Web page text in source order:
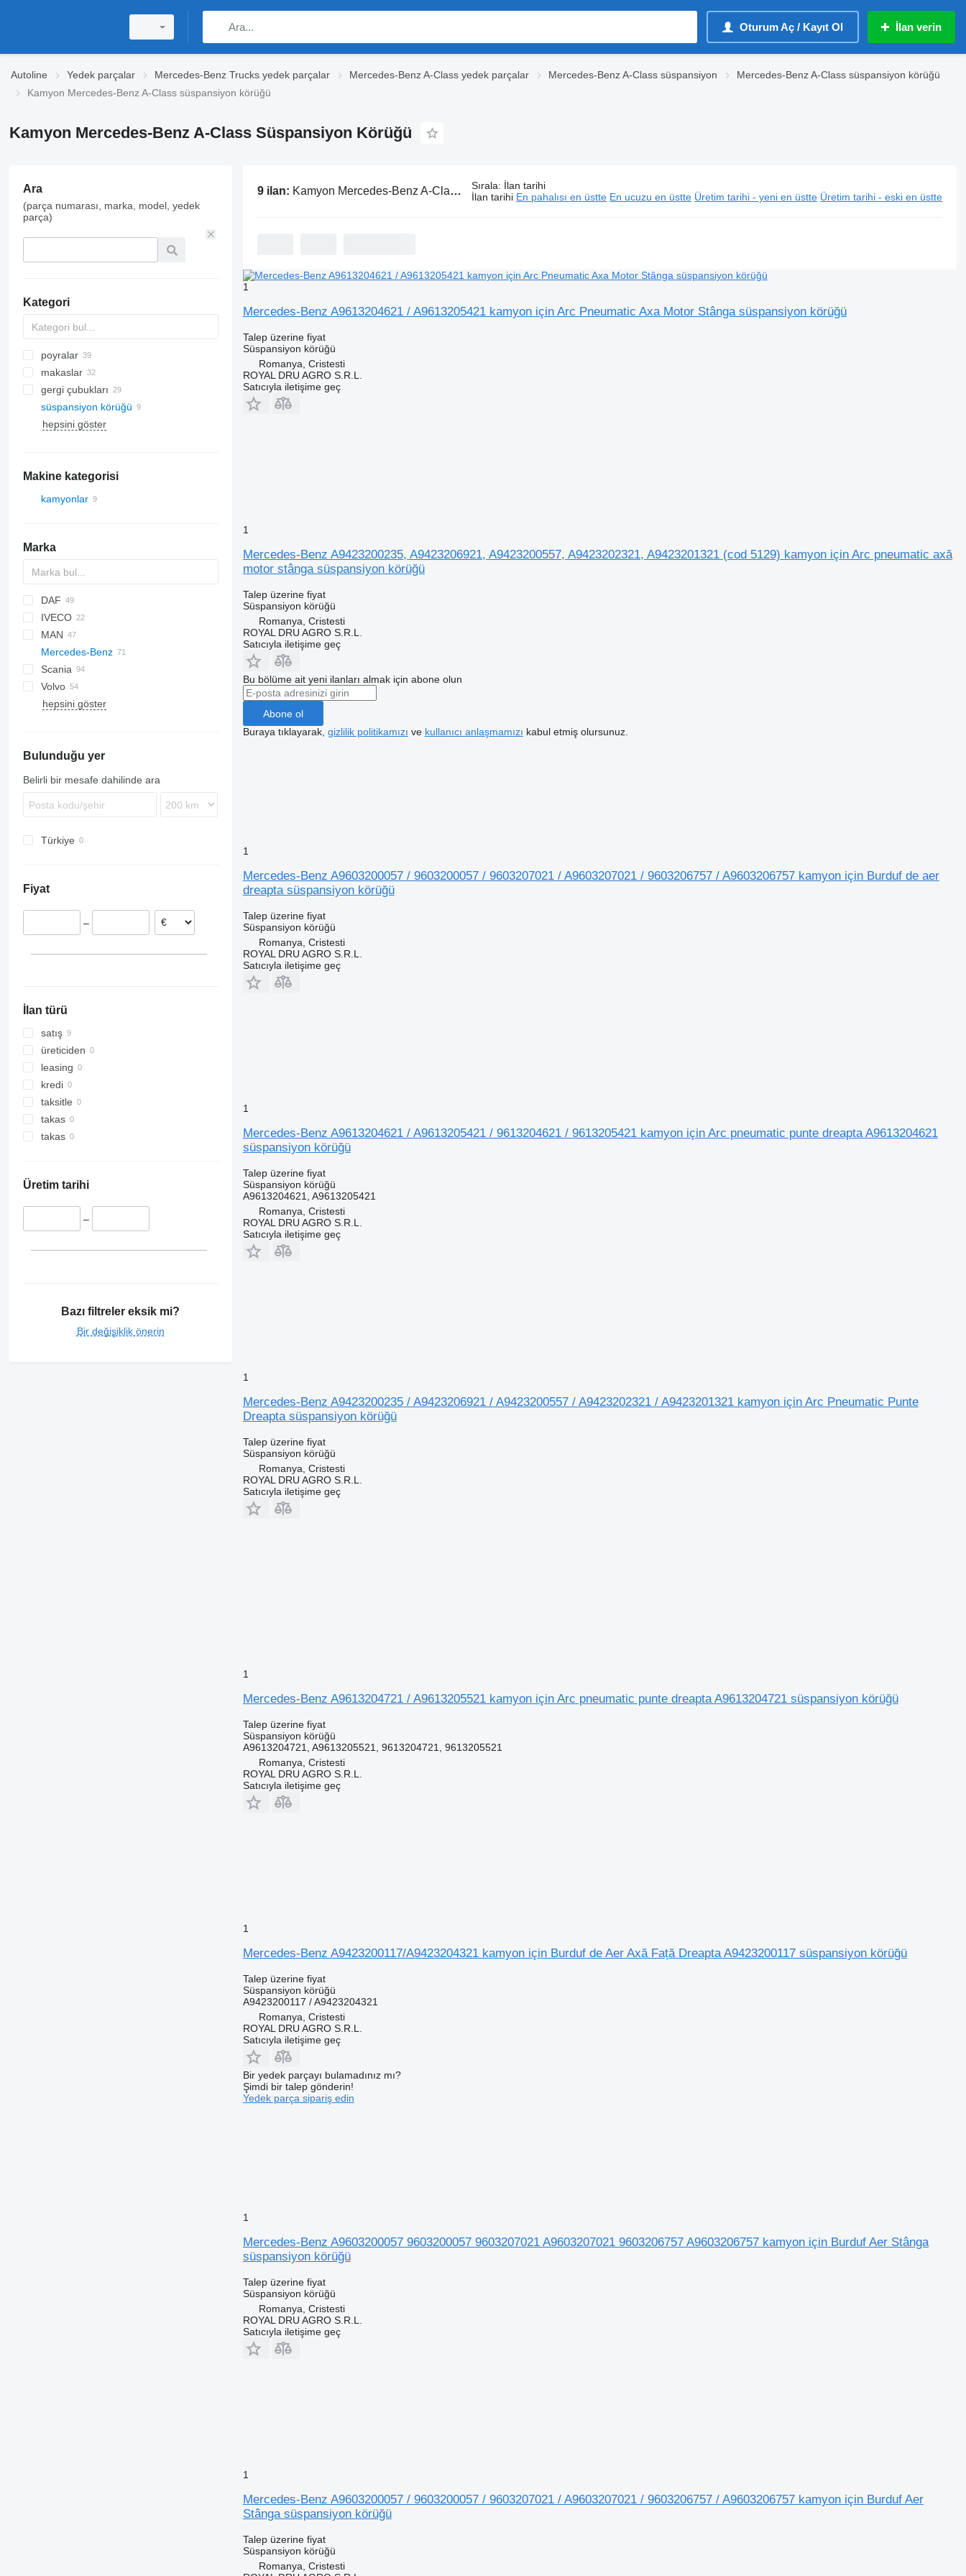
Oturum Aç / Kayıt Ol İlan verin
Autoline Yedek parçalar Mercedes-Benz Trucks yedek parçalar Mercedes-Benz A-Class yedek parçalar Mercedes-Benz A-Class süspansiyon
Mercedes-Benz A-Class süspansiyon körüğü
Kamyon Mercedes-Benz A-Class süspansiyon körüğü
Kamyon Mercedes-Benz A-Class Süspansiyon Körüğü
Ara
(parça numarası, marka, model, yedek
parça)
Kategori
poyralar
makaslar
gergi çubukları
süspansiyon körüğü
hepsini göster
Makine kategorisi
kamyonlar
Marka
DAF
CF
LF
XF
F-MAX
X series
IVECO
EuroCargo
Eurotech
Stralis
MAN
F90
L2000
TGA
TGL
TGX
Mercedes-Benz
A-Class
Actros
Actros 2545
Antos
Axor
MB
O-series
Canter
FB
Kerax
Magnum
Major
Scania
R-series
Volvo
FH
hepsini göster
Bulunduğu yer
Belirli bir mesafe dahilinde ara
Türkiye
Fiyat
–
İlan türü
satış
üreticiden
leasing
kredi
taksitle
takas
takas
Üretim tarihi
–
Bazı filtreler eksik mi?
Bir değişiklik önerin
9 ilan: Kamyon Mercedes-Benz A-Class süspansiyon körüğü Sırala: İlan tarihi
İlan tarihi En pahalısı en üstte En ucuzu en üstte Üretim tarihi - yeni en üstte Üretim tarihi - eski en üstte
1
Mercedes-Benz A9613204621 / A9613205421 kamyon için Arc Pneumatic Axa Motor Stânga süspansiyon körüğü
Talep üzerine fiyat
Süspansiyon körüğü
Romanya, Cristesti
ROYAL DRU AGRO S.R.L.
Satıcıyla iletişime geç
1
Mercedes-Benz A9423200235, A9423206921, A9423200557, A9423202321, A9423201321 (cod 5129) kamyon için Arc pneumatic axă
motor stânga süspansiyon körüğü
Talep üzerine fiyat
Süspansiyon körüğü
Romanya, Cristesti
ROYAL DRU AGRO S.R.L.
Satıcıyla iletişime geç
Bu bölüme ait yeni ilanları almak için abone olun
Abone ol
Buraya tıklayarak, gizlilik politikamızı ve kullanıcı anlaşmamızı kabul etmiş olursunuz.
1
Mercedes-Benz A9603200057 / 9603200057 / 9603207021 / A9603207021 / 9603206757 / A9603206757 kamyon için Burduf de aer
dreapta süspansiyon körüğü
Talep üzerine fiyat
Süspansiyon körüğü
Romanya, Cristesti
ROYAL DRU AGRO S.R.L.
Satıcıyla iletişime geç
1
Mercedes-Benz A9613204621 / A9613205421 / 9613204621 / 9613205421 kamyon için Arc pneumatic punte dreapta A9613204621
süspansiyon körüğü
Talep üzerine fiyat
Süspansiyon körüğü
A9613204621, A9613205421
Romanya, Cristesti
ROYAL DRU AGRO S.R.L.
Satıcıyla iletişime geç
1
Mercedes-Benz A9423200235 / A9423206921 / A9423200557 / A9423202321 / A9423201321 kamyon için Arc Pneumatic Punte
Dreapta süspansiyon körüğü
Talep üzerine fiyat
Süspansiyon körüğü
Romanya, Cristesti
ROYAL DRU AGRO S.R.L.
Satıcıyla iletişime geç
1
Mercedes-Benz A9613204721 / A9613205521 kamyon için Arc pneumatic punte dreapta A9613204721 süspansiyon körüğü
Talep üzerine fiyat
Süspansiyon körüğü
A9613204721, A9613205521, 9613204721, 9613205521
Romanya, Cristesti
ROYAL DRU AGRO S.R.L.
Satıcıyla iletişime geç
1
Mercedes-Benz A9423200117/A9423204321 kamyon için Burduf de Aer Axă Față Dreapta A9423200117 süspansiyon körüğü
Talep üzerine fiyat
Süspansiyon körüğü
A9423200117 / A9423204321
Romanya, Cristesti
ROYAL DRU AGRO S.R.L.
Satıcıyla iletişime geç
Bir yedek parçayı bulamadınız mı?
Şimdi bir talep gönderin!
Yedek parça sipariş edin
1
Mercedes-Benz A9603200057 9603200057 9603207021 A9603207021 9603206757 A9603206757 kamyon için Burduf Aer Stânga
süspansiyon körüğü
Talep üzerine fiyat
Süspansiyon körüğü
Romanya, Cristesti
ROYAL DRU AGRO S.R.L.
Satıcıyla iletişime geç
1
Mercedes-Benz A9603200057 / 9603200057 / 9603207021 / A9603207021 / 9603206757 / A9603206757 kamyon için Burduf Aer
Stânga süspansiyon körüğü
Talep üzerine fiyat
Süspansiyon körüğü
Romanya, Cristesti